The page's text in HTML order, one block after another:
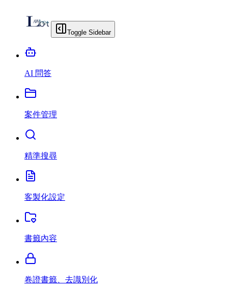
Toggle Sidebar
AI 問答
案件管理
精準搜尋
客製化設定
書籤內容
卷證書籤、去識別化